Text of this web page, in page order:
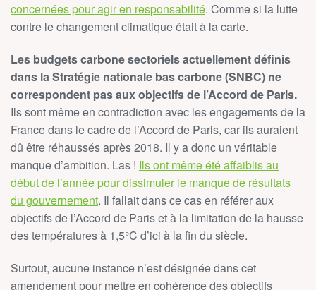
concernées pour agir en responsabilité. Comme si la lutte
contre le changement climatique était à la carte.
Les budgets carbone sectoriels actuellement définis
dans la Stratégie nationale bas carbone (SNBC) ne
correspondent pas aux objectifs de l’Accord de Paris.
Ils sont même en contradiction avec les engagements de la
France dans le cadre de l’Accord de Paris, car ils auraient
dû être réhaussés après 2018. Il y a donc un véritable
manque d’ambition. Las ! Ils ont même été affaiblis au
début de l’année pour dissimuler le manque de résultats
du gouvernement. Il fallait dans ce cas en référer aux
objectifs de l’Accord de Paris et à la limitation de la hausse
des températures à 1,5°C d’ici à la fin du siècle.
Surtout, aucune instance n’est désignée dans cet
amendement pour mettre en cohérence des objectifs